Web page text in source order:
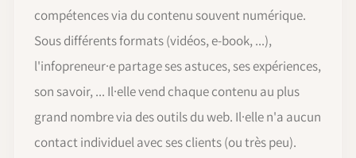
compétences via du contenu souvent numérique.
Sous différents formats (vidéos, e-book, ...),
l'infopreneur·e partage ses astuces, ses expériences,
son savoir, ... Il·elle vend chaque contenu au plus
grand nombre via des outils du web. Il·elle n'a aucun
contact individuel avec ses clients (ou très peu).